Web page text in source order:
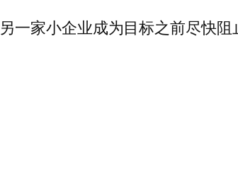
家小企业成为目标之前尽快阻